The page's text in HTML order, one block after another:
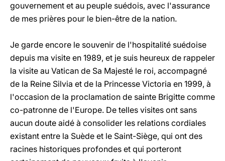
gouvernement et au peuple suédois, avec l'assurance
de mes prières pour le bien-être de la nation.
Je garde encore le souvenir de l'hospitalité suédoise
depuis ma visite en 1989, et je suis heureux de rappeler
la visite au Vatican de Sa Majesté le roi, accompagné
de la Reine Silvia et de la Princesse Victoria en 1999, à
l'occasion de la proclamation de sainte Brigitte comme
co-patronne de l'Europe. De telles visites ont sans
aucun doute aidé à consolider les relations cordiales
existant entre la Suède et le Saint-Siège, qui ont des
racines historiques profondes et qui porteront